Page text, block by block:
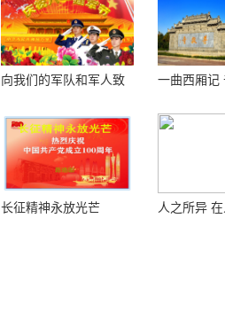
向我们的军队和军人致
一曲西厢记
长征精神永放光芒 人之所异